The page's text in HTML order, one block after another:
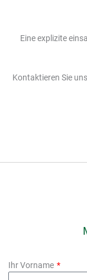
Eine explizite
Kontaktieren Sie
Ihr Vorname